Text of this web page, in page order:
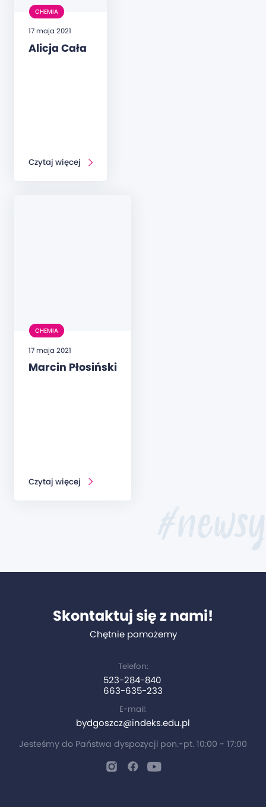
CHEMIA
17 maja 2021
Alicja Cała
Czytaj więcej
CHEMIA
17 maja 2021
Marcin Płosiński
Czytaj więcej
Skontaktuj się z nami!
Chętnie pomożemy
Telefon:
523-284-840
663-635-233
E-mail:
bydgoszcz@indeks.edu.pl
Jesteśmy do Państwa dyspozycji pon.-pt. 10:00 - 17:00